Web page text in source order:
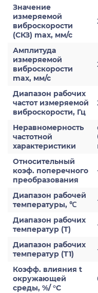
Значение
измеряемой
виброскорости
(СКЗ) max, мм/с
Амплитуда
измеряемой
виброскорости
max, мм/с
Диапазон рабочих
частот измеряемой
виброскорости, Гц
Неравномерность
частотной
характеристики
Относительный
коэф. поперечного
преобразования
Диапазон рабочей
температуры, ℃
Диапазон рабочих
температур (Т)
Диапазон рабочих
температур (Т1)
Коэфф. влияния t
окружающей
среды, %/ °С